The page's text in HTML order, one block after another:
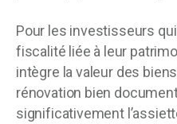
Pour les investisseurs
fiscalité liée à leur
intègre la valeur des
rénovation bien
significativement